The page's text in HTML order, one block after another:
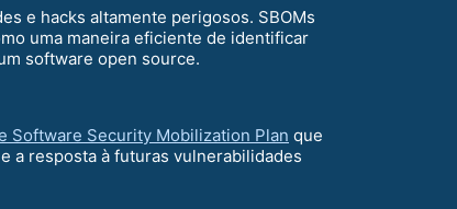
e hacks altamente perigosos. SBOMs
uma maneira eficiente de identificar
software open source.
Software Security Mobilization Plan que
a resposta à futuras vulnerabilidades